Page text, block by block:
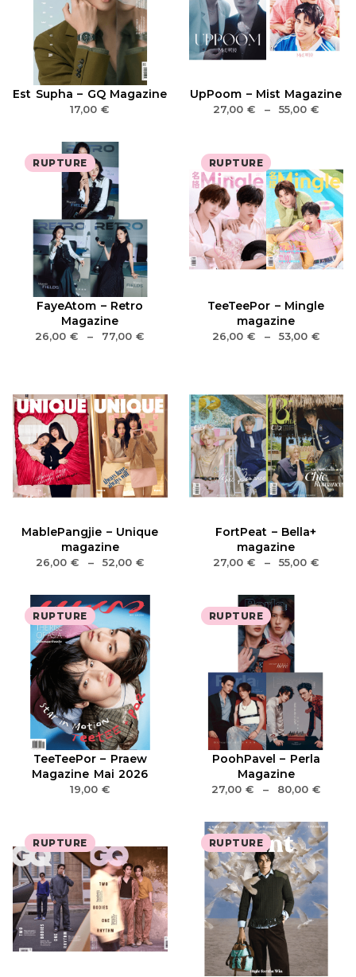
Est Supha – GQ Magazine
17,00€
UpPoom – Mist Magazine
27,00 € – 55,00 €
RUPTURE
FayeAtom – Retro
Magazine
26,00€ – 77,00€
RUPTURE
TeeTeePor – Mingle
magazine
26,00 € – 53,00 €
MablePangjie – Unique
magazine
26,00 € – 52,00 €
FortPeat – Bella+
magazine
27,00 € – 55,00 €
RUPTURE
TeeTeePor – Praew
Magazine Mai 2026
19,00 €
RUPTURE
PoohPavel – Perla
Magazine
27,00 € – 80,00 €
RUPTURE RUPTURE